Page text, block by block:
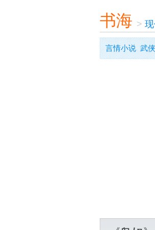
书海 >
言情小说 武